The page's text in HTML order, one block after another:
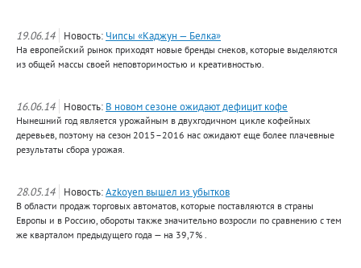
19.06.14 Новость: Чипсы «Каджун — Белка»
На европейский рынок приходят новые бренды снеков, которые выделяются
из общей массы своей неповторимостью и креативностью.
16.06.14 Новость: В новом сезоне ожидают дефицит кофе
Нынешний год является урожайным в двухгодичном цикле кофейных
деревьев, поэтому на сезон 2015–2016 нас ожидают еще более плачевные
результаты сбора урожая.
28.05.14 Новость:Azkoyen вышел из убытков
В области продаж торговых автоматов, которые поставляются в страны
Европы и в Россию, обороты также значительно возросли по сравнению с тем
же кварталом предыдущего года — на 39,7% .